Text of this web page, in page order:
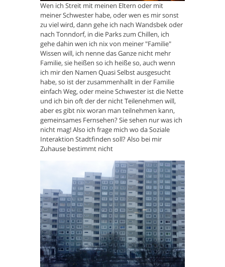
Wen ich Streit mit meinen Eltern oder mit
meiner Schwester habe, oder wen es mir sonst
zu viel wird, dann gehe ich nach Wandsbek oder
nach Tonndorf, in die Parks zum Chillen, ich
gehe dahin wen ich nix von meiner "Familie"
Wissen will, ich nenne das Ganze nicht mehr
Familie, sie heißen so ich heiße so, auch wenn
ich mir den Namen Quasi Selbst ausgesucht
habe, so ist der zusammenhallt in der Familie
einfach Weg, oder meine Schwester ist die Nette
und ich bin oft der der nicht Teilenehmen will,
aber es gibt nix woran man teilnehmen kann,
gemeinsames Fernsehen? Sie sehen nur was ich
nicht mag! Also ich frage mich wo da Soziale
Interaktion Stadtfinden soll? Also bei mir
Zuhause bestimmt nicht